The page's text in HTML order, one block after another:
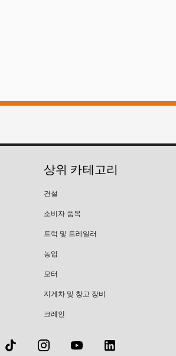
상위 카테고리
건설
소비자 품목
트럭 및 트레일러
농업
모터
지게차 및 창고 장비
크레인